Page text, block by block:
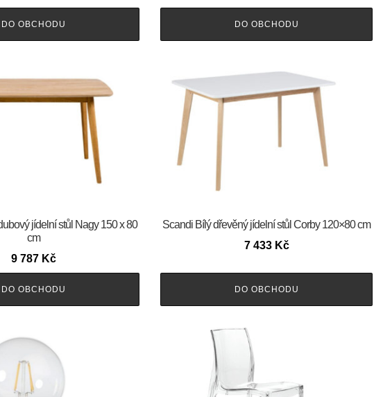
DO OBCHODU DO OBCHODU
jídelní stůl Nagy 150 x 80
cm
9 787 Kč
DO OBCHODU
Scandi Bílý dřevěný jídelní stůl Corby 120×80 cm
7 433 Kč
DO OBCHODU